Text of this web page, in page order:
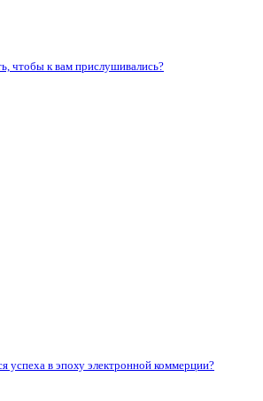
чтобы к вам прислушивались?
успеха в эпоху электронной коммерции?